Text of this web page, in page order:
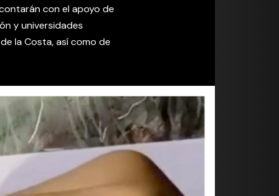
con el apoyo de
y universidades
la Costa, así como de